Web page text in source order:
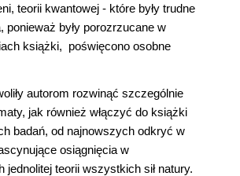
teorii kwantowej - które były trudne
ponieważ były porozrzucane w
książki, poświęcono osobne
autorom rozwinąć szczególnie
jak również włączyć do książki
badań, od najnowszych odkryć w
osiągnięcia w
jednolitej teorii wszystkich sił natury.